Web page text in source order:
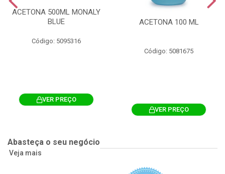
ACETONA 500ML MONALY
BLUE
Código: 5095316
VER PREÇO
ACETONA 100 ML
Código: 5081675
VER PREÇO
Abasteça o seu negócio
Veja mais